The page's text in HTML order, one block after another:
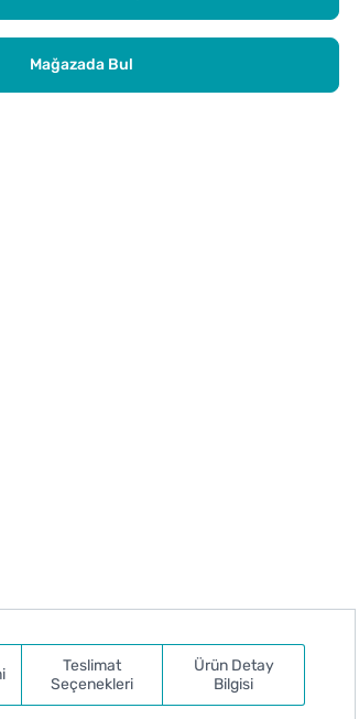
Mağazada Bul
Teslimat
Seçenekleri
Ürün Detay
Bilgisi